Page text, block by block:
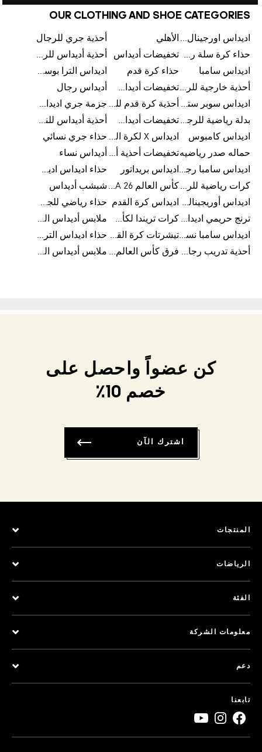
OUR CLOTHING AND SHOE CATEGORIES
اديداس اورجينال رجالي الأهلي
أحذية جري للرجال
حذاء كرة سلة رجالي تخفيضات أديداس
أحذية أديداس للرجال
اديداس سامبا
حذاء كرة قدم
اديداس الترا بوست للرجال
أحذية خارجية للرجال
تخفيضات أديداس للرجال
أديداس رجال
اديداس سوبر ستار رجالي
أحذية كرة قدم للرجال
جزمة جري اديداس
بدلة رياضية للرجال
تخفيضات أديداس للنساء
أحذية أديداس للنساء
اديداس كامبوس
اديداس X لكرة القدم حذاء جري نسائي
حماله صدر رياضيه
تخفيضات أحذية أديداس للرجال أديداس نساء
اديداس سامبا رجالي اديداس بريداتور
حذاء اديداس اديستار للرجال
كرات رياضية للرجال
كأس العالم FIFA 26™ شبشب أديداس
اديداس أوريجينالز للنساء
اديداس كرة القدم
حذاء رياضي للجري
ترنج حريمي اديداس
كرات تريندا لكأس العالم FIFA 26™
ملابس أديداس الرياضية
اديداس سامبا نسائي
تيشرتات كرة القدم
حذاء اديداس الترا بوست 22
أحذية تدريب رجالية
فرق كأس العالم FIFA 26™ ملابس أديداس الرجالية
كن عضواً واحصل على
خصم 10٪
اشترك الآن
المنتجات
الرياضات
الفئة
معلومات الشركة
دعم
تابعنا